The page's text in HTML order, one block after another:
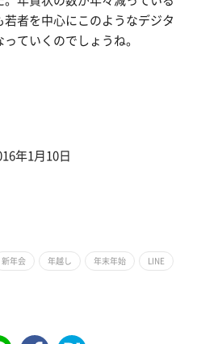
者を中心にこのようなデジタ
ていくのでしょうね。
年1月10日
新年会 年越し 年末年始 LINE